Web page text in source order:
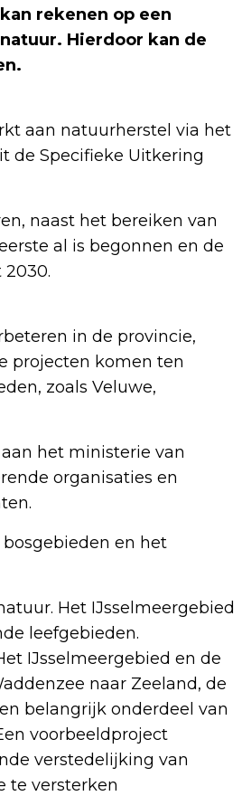
rekenen op een
Hierdoor kan de
aan natuurherstel via het
de Specifieke Uitkering
naast het bereiken van
al is begonnen en de
in de provincie,
projecten komen ten
zoals Veluwe,
het ministerie van
organisaties en
en het
Het IJsselmeergebied
leefgebieden.
IJsselmeergebied en de
naar Zeeland, de
belangrijk onderdeel van
voorbeeldproject
verstedelijking van
te versterken